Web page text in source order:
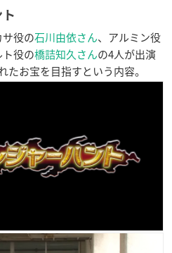
役の石川由依さん、アルミン役
役の橋詰知久さんの4人が出演
たお宝を目指すという内容。